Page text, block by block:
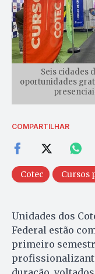
Seis cidades
oportunidades
COMPARTILHAR
Cotec Cursos
Unidades dos
Federal estão
primeiro